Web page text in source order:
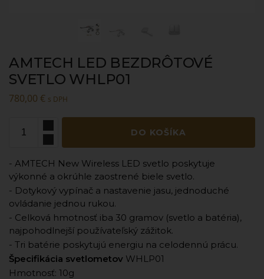
AMTECH LED BEZDRÔTOVÉ
SVETLO WHLP01
780,00 € s DPH
DO KOŠÍKA
- AMTECH New Wireless LED svetlo poskytuje
výkonné a okrúhle zaostrené biele svetlo.
- Dotykový vypínač a nastavenie jasu, jednoduché
ovládanie jednou rukou.
- Celková hmotnosť iba 30 gramov (svetlo a batéria),
najpohodlnejší používateľský zážitok.
- Tri batérie poskytujú energiu na celodennú prácu.
Špecifikácia svetlometov WHLP01
Hmotnosť: 10g